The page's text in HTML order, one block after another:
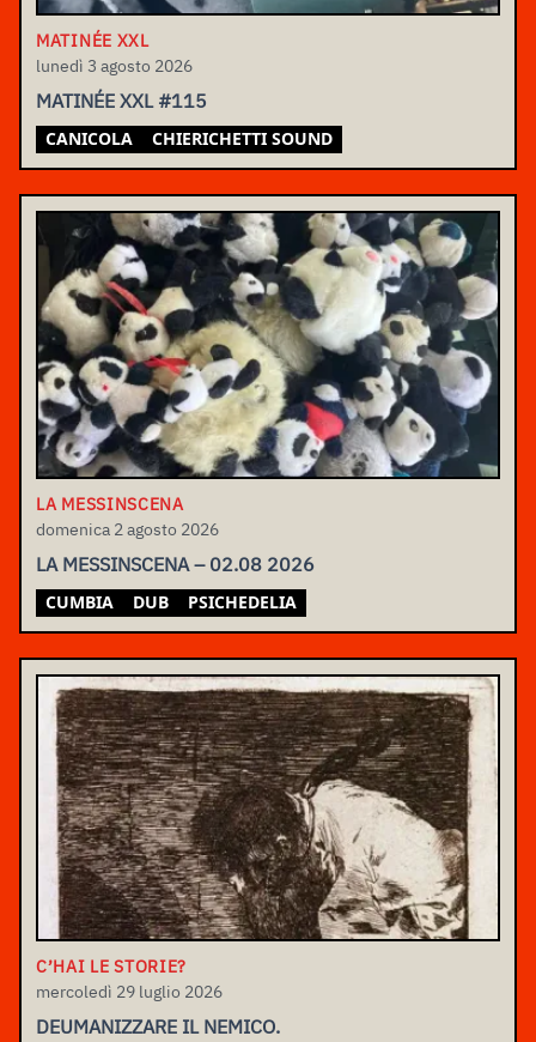
MATINÉE XXL
lunedì 3 agosto 2026
MATINÉE XXL #115
CANICOLA CHIERICHETTI SOUND
LA MESSINSCENA
domenica 2 agosto 2026
LA MESSINSCENA – 02.08 2026
CUMBIA DUB PSICHEDELIA
C’HAI LE STORIE?
mercoledì 29 luglio 2026
DEUMANIZZARE IL NEMICO.